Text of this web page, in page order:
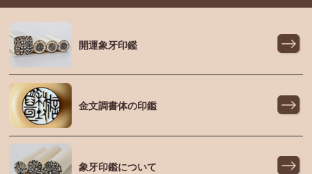
開運象牙印鑑
金文調書体の印鑑
象牙印鑑について